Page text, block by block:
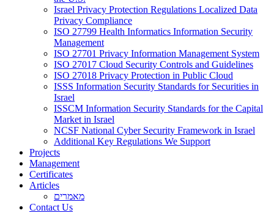
Israel Privacy Protection Regulations Localized Data
Privacy Compliance
ISO 27799 Health Informatics Information Security
Management
ISO 27701 Privacy Information Management System
ISO 27017 Cloud Security Controls and Guidelines
ISO 27018 Privacy Protection in Public Cloud
ISSS Information Security Standards for Securities in
Israel
ISSCM Information Security Standards for the Capital
Market in Israel
NCSF National Cyber Security Framework in Israel
Additional Key Regulations We Support
Projects
Management
Certificates
Articles
מאמרים
Contact Us